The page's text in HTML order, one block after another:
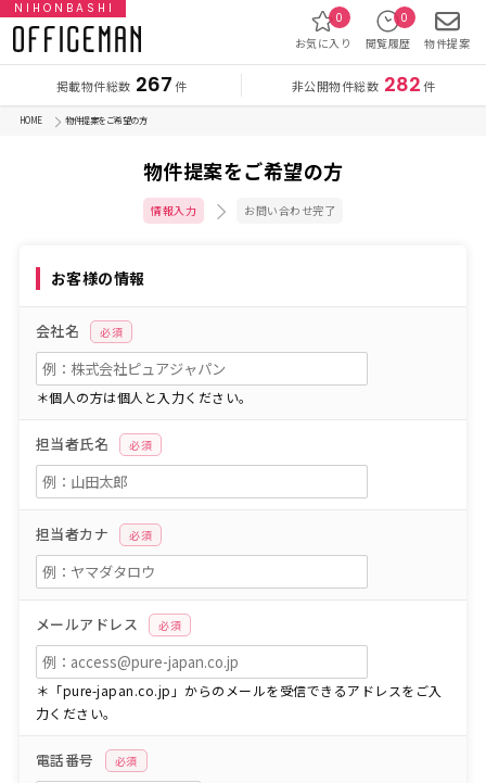
NIHONBASHI
掲載物件総数 267 件 非公開物件総数 282件
お気に入り
0
閲覧履歴
0
物件提案
HOME 物件提案をご希望の方
物件提案をご希望の方
情報入力 お問い合わせ完了
お客様の情報
会社名 必須
＊個人の方は個人と入力ください。
担当者氏名 必須
担当者カナ 必須
メールアドレス 必須
＊「pure-japan.co.jp」からのメールを受信できるアドレスをご入
力ください。
電話番号 必須